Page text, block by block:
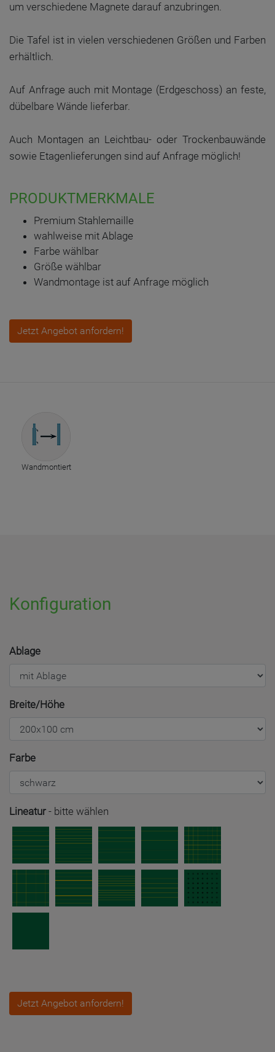
um verschiedene Magnete darauf anzubringen.
Die Tafel ist in vielen verschiedenen Größen und Farben
erhältlich.
Auf Anfrage auch mit Montage (Erdgeschoss) an feste,
dübelbare Wände lieferbar.
Auch Montagen an Leichtbau- oder Trockenbauwände
sowie Etagenlieferungen sind auf Anfrage möglich!
PRODUKTMERKMALE
Premium Stahlemaille
wahlweise mit Ablage
Farbe wählbar
Größe wählbar
Wandmontage ist auf Anfrage möglich
Jetzt Angebot anfordern!
Wandmontiert
Konfiguration
Ablage
Breite/Höhe
Farbe
Lineatur - bitte wählen
Jetzt Angebot anfordern!